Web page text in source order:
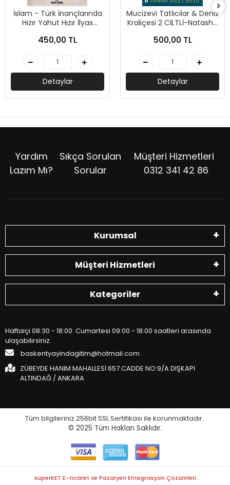
İslam - Türk İnançlarında
Hızır Yahut Hızır İlyas
Ocak-Timaş Tarih
450,00 TL
Detaylar
Mucizevi Tatlıcılar & Deniz
Kraliçesi 2 CİLTLİ-Natasha
500,00 TL
Detaylar
Yardım
Lazım Mı?
Sıkça Sorulan
Sorular
Müşteri Hizmetleri
0312 341 42 86
Kurumsal
Müşteri Hizmetleri
Kategoriler
Haftaiçi 08:30 - 18:00 Cumartesi 09:00 - 18:00 saatleri arasında
ulaşabilirsiniz.
baskentyayindagitim@hotmail.com
ZÜBEYDE HANIM MAHALLESİ 657.CADDE NO:9/A DIŞKAPI
ALTINDAĞ / ANKARA
Tüm bilgileriniz 256bit SSL Sertifikası ile korunmaktadır.
© 2025 Tüm Hakları Saklıdır.
superKET E-ticaret ve Pazaryeri Entegrasyon Çözümleri